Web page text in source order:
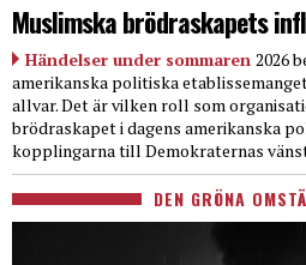
Muslimska brödraskapets
Händelser under sommaren 2026
amerikanska politiska
allvar. Det är vilken roll som
brödraskapet i dagens amerikanska
kopplingarna till Demokraternas
DEN GRÖNA